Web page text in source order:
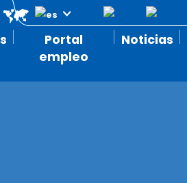
Portal
empleo
Noticias